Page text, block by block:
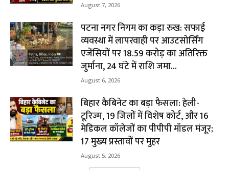
August 7, 2026
पटना नगर निगम का कड़ा रुख: सफाई
व्यवस्था में लापरवाही पर आउटसोर्सिंग
एजेंसियों पर ₹18.59 करोड़ का अतिरिक्त
जुर्माना, 24 घंटे में राशि जमा...
August 6, 2026
बिहार कैबिनेट का बड़ा फैसला: हेली-
टूरिज्म, 19 जिलों में विशेष कोर्ट, और 16
मेडिकल कॉलेजों का पीपीपी मॉडल मंजूर;
17 मुख्य प्रस्तावों पर मुहर
August 5, 2026